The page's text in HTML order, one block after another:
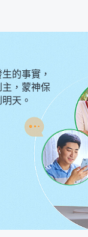
的事實，
，蒙神保
天。